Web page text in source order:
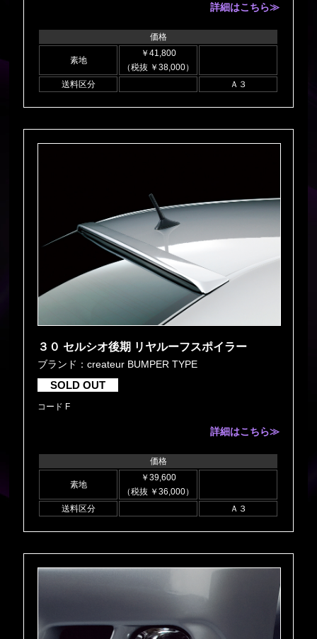
詳細はこちら≫
価格
素地
￥41,800
（税抜 ￥38,000）
送料区分
Ａ３
３０ セルシオ後期 リヤルーフスポイラー
ブランド：createur BUMPER TYPE
SOLD OUT
コード F
詳細はこちら≫
価格
素地
￥39,600
（税抜 ￥36,000）
送料区分
Ａ３